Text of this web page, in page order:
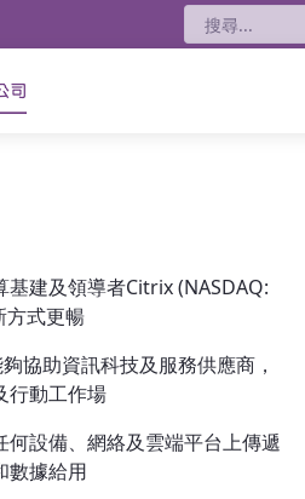
建及領導者Citrix (NASDAQ:
方式更暢
協助資訊科技及服務供應商，
行動工作場
設備、網絡及雲端平台上傳遞
數據給用